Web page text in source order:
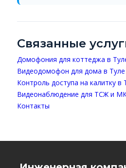
Связанные
Домофония для коттеджа в
Видеодомофон для дома в Туле
Контроль доступа на калитку в
Видеонаблюдение для ТСЖ и
Контакты